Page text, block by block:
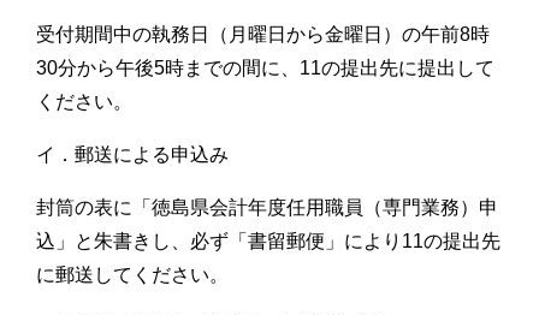
受付期間中の執務日（月曜日から金曜日）の午前8時
30分から午後5時までの間に、11の提出先に提出して
ください。
イ．郵送による申込み
封筒の表に「徳島県会計年度任用職員（専門業務）申
込」と朱書きし、必ず「書留郵便」により11の提出先
に郵送してください。